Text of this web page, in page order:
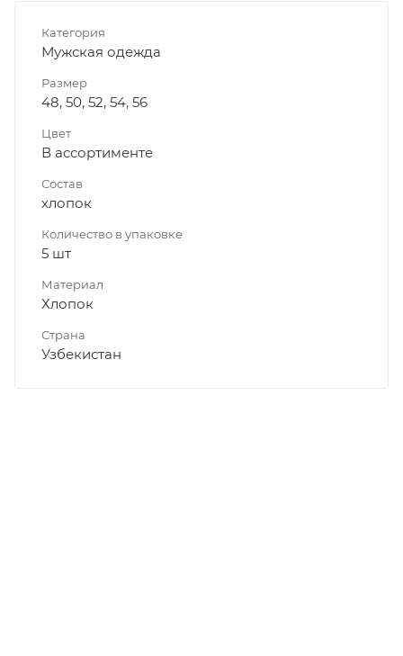
Категория
Мужская одежда
Размер
48, 50, 52, 54, 56
Цвет
В ассортименте
Состав
хлопок
Количество в упаковке
5 шт
Материал
Хлопок
Страна
Узбекистан